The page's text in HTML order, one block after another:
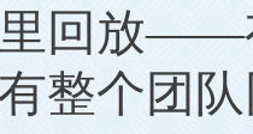
回放——
整个团